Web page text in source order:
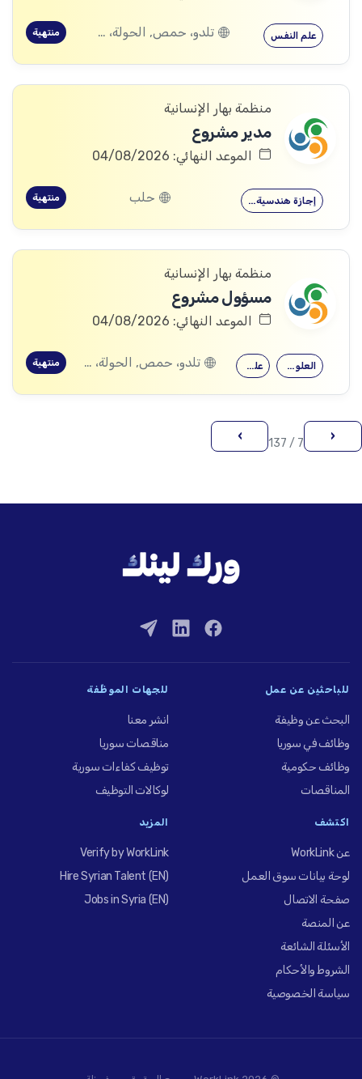
علم النفس تلدو، حمص, الحولة، حمص منتهية
منظمة بهار الإنسانية
مدير مشروع
الموعد النهائي: 04/08/2026
إجازة هندسية… حلب منتهية
منظمة بهار الإنسانية
مسؤول مشروع
الموعد النهائي: 04/08/2026
علم النفس العلوم الاجتماعية تلدو، حمص, الحولة، حمص منتهية
‹
7 / 137
›
للباحثين عن عمل
البحث عن وظيفة
وظائف في سوريا
وظائف حكومية
المناقصات
للجهات الموظِّفة
انشر معنا
مناقصات سوريا
توظيف كفاءات سورية
لوكالات التوظيف
اكتشف
عن WorkLink
لوحة بيانات سوق العمل
صفحة الاتصال
عن المنصة
الأسئلة الشائعة
الشروط والأحكام
سياسة الخصوصية
المزيد
Verify by WorkLink
Hire Syrian Talent (EN)
Jobs in Syria (EN)